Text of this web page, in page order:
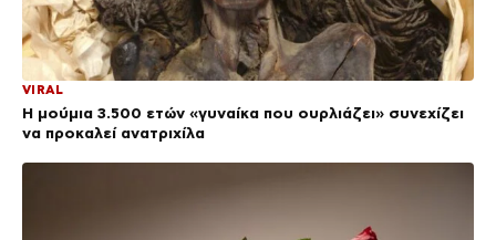
VIRAL
Η μούμια 3.500 ετών «γυναίκα που ουρλιάζει» συνεχίζει
να προκαλεί ανατριχίλα